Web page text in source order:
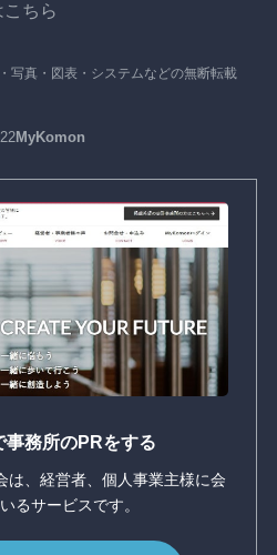
ちら
写真・図表・システムなどの無断転載
MyKomon
事務所のPRをする
は、経営者、個人事業主様に会
るサービスです。